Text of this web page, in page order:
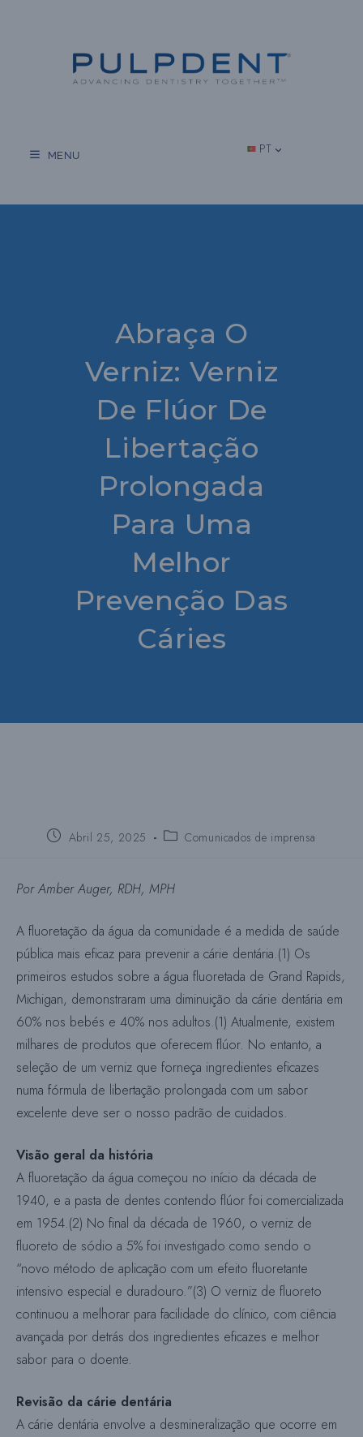
MENU PT
Abraça O
Verniz: Verniz
De Flúor De
Libertação
Prolongada
Para Uma
Melhor
Prevenção Das
Cáries
Publica:Abril 25, 2025
PublicaComunicados de imprensa
Por Amber Auger, RDH, MPH
A fluoretação da água da comunidade é a medida de saúde
pública mais eficaz para prevenir a cárie dentária.(1) Os
primeiros estudos sobre a água fluoretada de Grand Rapids,
Michigan, demonstraram uma diminuição da cárie dentária em
60% nos bebés e 40% nos adultos.(1) Atualmente, existem
milhares de produtos que oferecem flúor. No entanto, a
seleção de um verniz que forneça ingredientes eficazes
numa fórmula de libertação prolongada com um sabor
excelente deve ser o nosso padrão de cuidados.
Visão geral da história
A fluoretação da água começou no início da década de
1940, e a pasta de dentes contendo flúor foi comercializada
em 1954.(2) No final da década de 1960, o verniz de
fluoreto de sódio a 5% foi investigado como sendo o
“novo método de aplicação com um efeito fluoretante
intensivo especial e duradouro.”(3) O verniz de fluoreto
continuou a melhorar para facilidade do clínico, com ciência
avançada por detrás dos ingredientes eficazes e melhor
sabor para o doente.
Revisão da cárie dentária
A cárie dentária envolve a desmineralização que ocorre em